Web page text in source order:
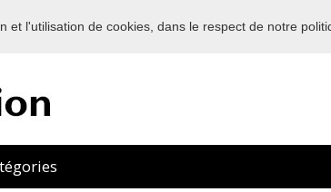
l'annuaire des professionnels de la location en France
l'utilisation de cookies, dans le respect de notre